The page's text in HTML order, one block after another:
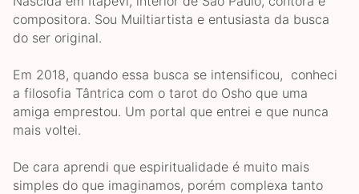
compositora. Sou Muiltiartista e entusiasta da busca
do ser original.
Em 2018, quando essa busca se intensificou, conheci
a filosofia Tântrica com o tarot do Osho que uma
amiga emprestou. Um portal que entrei e que nunca
mais voltei.
De cara aprendi que espiritualidade é muito mais
simples do que imaginamos, porém complexa tanto